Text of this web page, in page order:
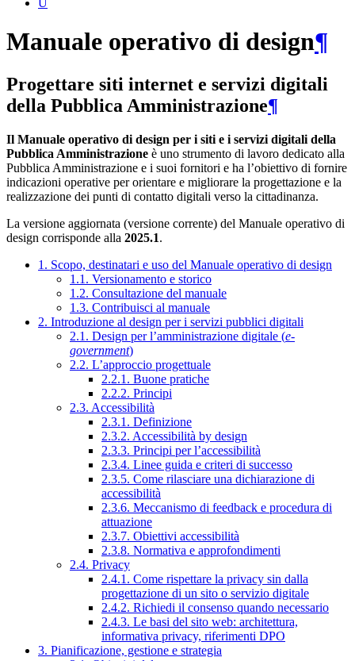
U
Manuale operativo di design¶
Progettare siti internet e servizi digitali
della Pubblica Amministrazione¶
Il Manuale operativo di design per i siti e i servizi digitali della
Pubblica Amministrazione è uno strumento di lavoro dedicato alla
Pubblica Amministrazione e i suoi fornitori e ha l’obiettivo di fornire
indicazioni operative per orientare e migliorare la progettazione e la
realizzazione dei punti di contatto digitali verso la cittadinanza.
La versione aggiornata (versione corrente) del Manuale operativo di
design corrisponde alla 2025.1.
1. Scopo, destinatari e uso del Manuale operativo di design
1.1. Versionamento e storico
1.2. Consultazione del manuale
1.3. Contribuisci al manuale
2. Introduzione al design per i servizi pubblici digitali
2.1. Design per l’amministrazione digitale (e-
government)
2.2. L’approccio progettuale
2.2.1. Buone pratiche
2.2.2. Principi
2.3. Accessibilità
2.3.1. Definizione
2.3.2. Accessibilità by design
2.3.3. Principi per l’accessibilità
2.3.4. Linee guida e criteri di successo
2.3.5. Come rilasciare una dichiarazione di
accessibilità
2.3.6. Meccanismo di feedback e procedura di
attuazione
2.3.7. Obiettivi accessibilità
2.3.8. Normativa e approfondimenti
2.4. Privacy
2.4.1. Come rispettare la privacy sin dalla
progettazione di un sito o servizio digitale
2.4.2. Richiedi il consenso quando necessario
2.4.3. Le basi del sito web: architettura,
informativa privacy, riferimenti DPO
3. Pianificazione, gestione e strategia